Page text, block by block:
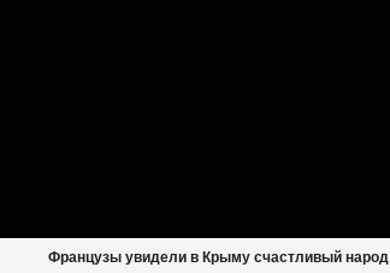
Французы увидели в Крыму счастливый народ